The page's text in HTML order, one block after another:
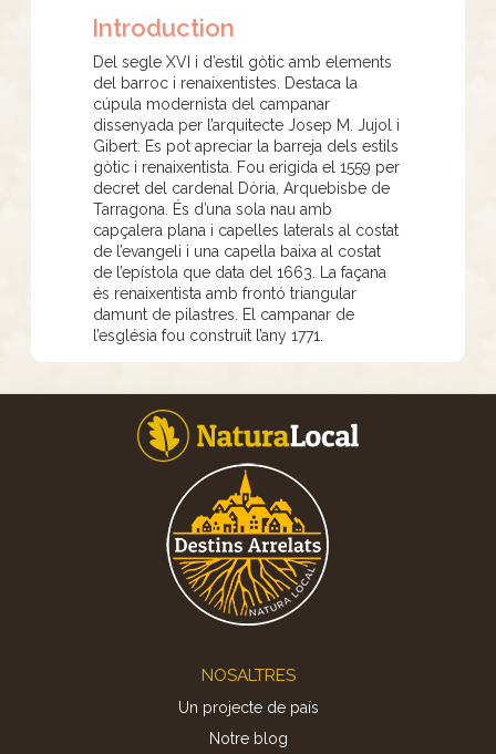
Introduction
Del segle XVI i d’estil gòtic amb elements
del barroc i renaixentistes. Destaca la
cúpula modernista del campanar
dissenyada per l’arquitecte Josep M. Jujol i
Gibert. Es pot apreciar la barreja dels estils
gòtic i renaixentista. Fou erigida el 1559 per
decret del cardenal Dòria, Arquebisbe de
Tarragona. És d’una sola nau amb
capçalera plana i capelles laterals al costat
de l’evangeli i una capella baixa al costat
de l’epístola que data del 1663. La façana
és renaixentista amb frontó triangular
damunt de pilastres. El campanar de
l’església fou construït l’any 1771.
NOSALTRES
Un projecte de país
Notre blog